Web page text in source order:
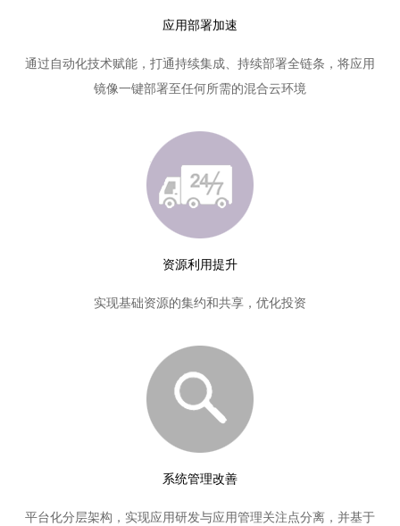
应用部署加速
通过自动化技术赋能，打通持续集成、持续部署全链条，将应用
镜像一键部署至任何所需的混合云环境
资源利用提升
实现基础资源的集约和共享，优化投资
系统管理改善
平台化分层架构，实现应用研发与应用管理关注点分离，并基于